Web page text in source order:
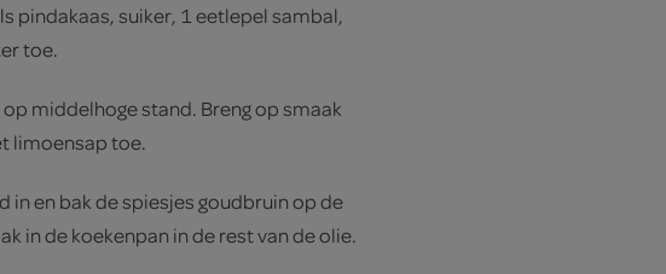
pindakaas, suiker, 1 eetlepel sambal,
toe.
middelhoge stand. Breng op smaak
limoensap toe.
in en bak de spiesjes goudbruin op de
in de koekenpan in de rest van de olie.